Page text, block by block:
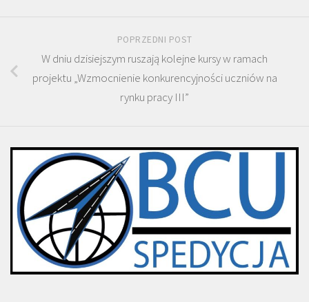
POPRZEDNI POST
W dniu dzisiejszym ruszają kolejne kursy w ramach
projektu „Wzmocnienie konkurencyjności uczniów na
rynku pracy III”